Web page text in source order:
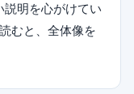
明を心がけてい
むと、全体像を